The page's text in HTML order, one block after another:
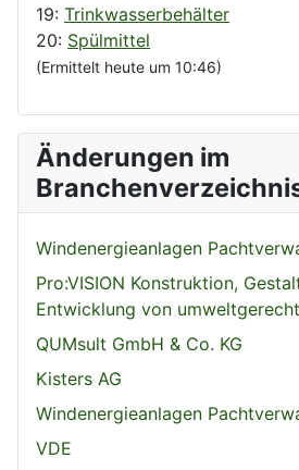
19: Trinkwasserbehälter
20: Spülmittel
(Ermittelt heute um 10:46)
Änderungen im
Windenergieanlagen
Pro:VISION Konstruktion,
Entwicklung von
QUMsult GmbH & Co. KG
Kisters AG
Windenergieanlagen
VDE